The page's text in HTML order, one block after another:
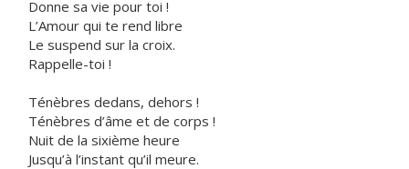
Donne sa vie pour toi !
L’Amour qui te rend libre
Le suspend sur la croix.
Rappelle-toi !
Ténèbres dedans, dehors !
Ténèbres d’âme et de corps !
Nuit de la sixième heure
Jusqu’à l’instant qu’il meure.